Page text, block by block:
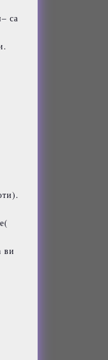
са
ви